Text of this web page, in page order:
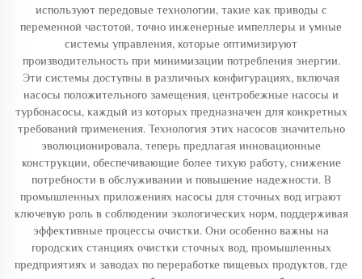
используют передовые технологии, такие как приводы с
переменной частотой, точно инженерные импеллеры и умные
системы управления, которые оптимизируют
производительность при минимизации потребления энергии.
Эти системы доступны в различных конфигурациях, включая
насосы положительного замещения, центробежные насосы и
турбонасосы, каждый из которых предназначен для конкретных
требований применения. Технология этих насосов значительно
эволюционировала, теперь предлагая инновационные
конструкции, обеспечивающие более тихую работу, снижение
потребности в обслуживании и повышение надежности. В
промышленных приложениях насосы для сточных вод играют
ключевую роль в соблюдении экологических норм, поддерживая
эффективные процессы очистки. Они особенно важны на
городских станциях очистки сточных вод, промышленных
предприятиях и заводах по переработке пищевых продуктов, где